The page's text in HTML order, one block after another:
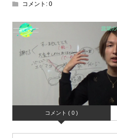
コメント: 0
コメント ( 0 )